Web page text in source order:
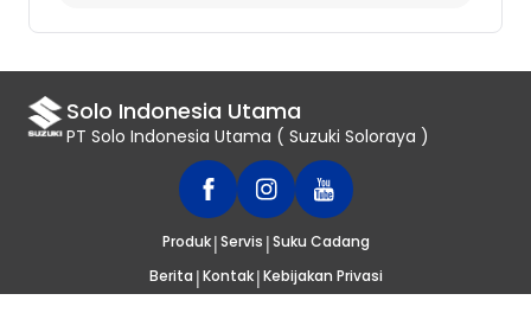
Solo Indonesia Utama
PT Solo Indonesia Utama ( Suzuki Soloraya )
Produk|Servis |Suku Cadang
Berita |Kontak|Kebijakan Privasi